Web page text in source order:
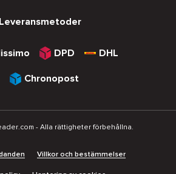
Leveransmetoder
DPD DHL
Chronopost
- Alla rättigheter förbehållna.
Villkor och bestämmelser